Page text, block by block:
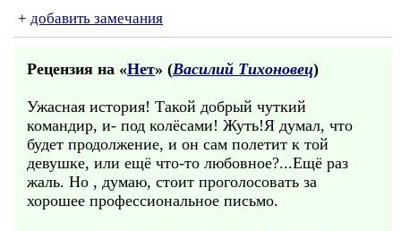
+ добавить замечания
Рецензия на «Нет» (Василий Тихоновец)
Ужасная история! Такой добрый чуткий
командир, и- под колёсами! Жуть!Я думал, что
будет продолжение, и он сам полетит к той
девушке, или ещё что-то любовное?...Ещё раз
жаль. Но , думаю, стоит проголосовать за
хорошее профессиональное письмо.